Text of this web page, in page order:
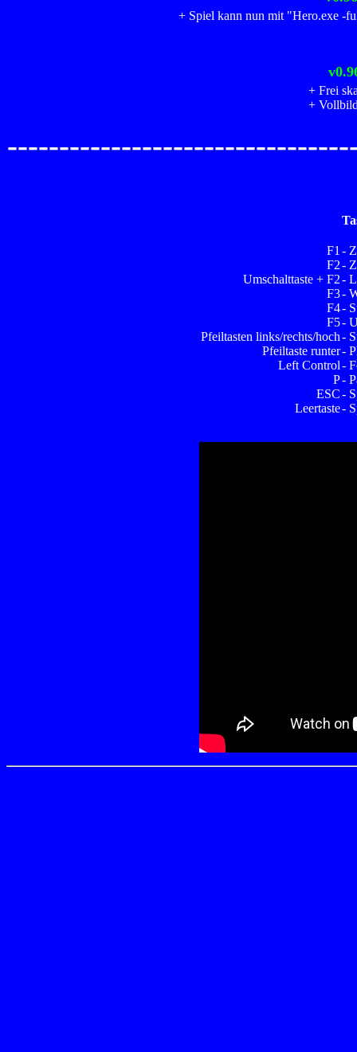
+ Spiel kann nun mit "Hero.exe -
+ Frei
+
F1
F2
Umschalttaste + F2
F3
F4
F5
Pfeiltasten links/rechts/hoch
Pfeiltaste runter
Left Control
P
ESC
Leertaste
-
-
-
-
-
-
-
-
-
-
-
-